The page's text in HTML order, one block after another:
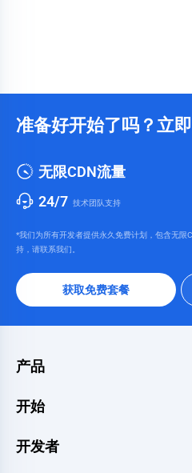
准备好开始了吗？立
无限CDN流量
24/7 技术团队支持
*我们为所有开发者提供永久免费计划，包含无限
持，请联系我们。
获取免费套餐
产品
边缘加速与安全
边缘函数
开始
价格中心
开发者